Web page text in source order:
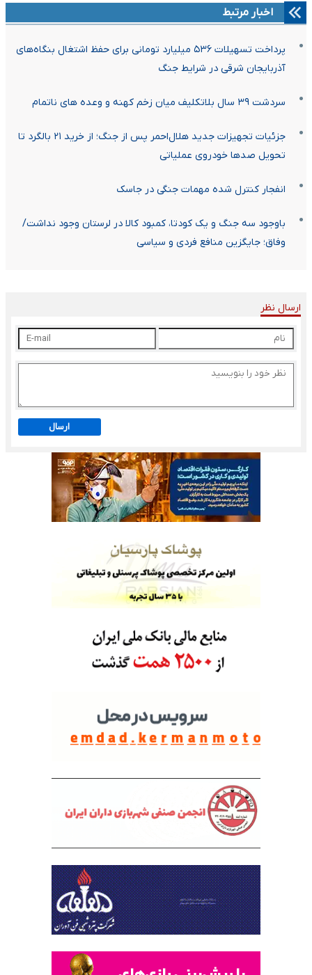
اخبار مرتبط
پرداخت تسهیلات ۵۳۶ میلیارد تومانی برای حفظ اشتغال بنگاه‌های
آذربایجان شرقی در شرایط جنگ
سردشت ۳۹ سال بلاتکلیف میان زخم کهنه و وعده های ناتمام
جزئیات تجهیزات جدید هلال‌احمر پس از جنگ؛ از خرید ۲۱ بالگرد تا
تحویل صدها خودروی عملیاتی
انفجار کنترل شده مهمات جنگی در جاسک
باوجود سه جنگ و یک کودتا، کمبود کالا در لرستان وجود نداشت/
وفاق؛ جایگزین منافع فردی و سیاسی
ارسال نظر
ارسال